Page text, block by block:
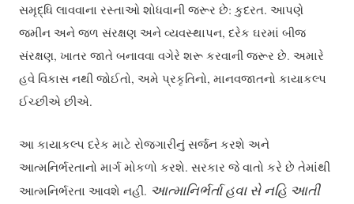
સમૃદ્ધિ લાવવાના રસ્તાઓ શોધવાની જરૂર છે: કુદરત. આપણે
જમીન અને જળ સંરક્ષણ અને વ્યવસ્થાપન, દરેક ઘરમાં બીજ
સંરક્ષણ, ખાતર જાતે બનાવવા વગેરે શરૂ કરવાની જરૂર છે. અમારે
હવે વિકાસ નથી જોઈતો, અમે પ્રકૃતિનો, માનવજાતનો કાયાકલ્પ
ઈચ્છીએ છીએ.
આ કાયાકલ્પ દરેક માટે રોજગારીનું સર્જન કરશે અને
આત્મનિર્ભરતાનો માર્ગ મોકળો કરશે. સરકાર જે વાતો કરે છે તેમાંથી
આત્મનિર્ભરતા આવશે નહીં. આત્માનિર્ભર્તા હવા સે નહિ આતી